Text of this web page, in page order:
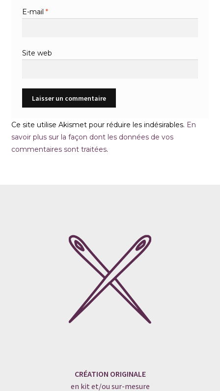
E-mail*
Site web
Ce site utilise Akismet pour réduire les indésirables. En
savoir plus sur la façon dont les données de vos
commentaires sont traitées.
CRÉATION ORIGINALE
en kit et/ou sur-mesure